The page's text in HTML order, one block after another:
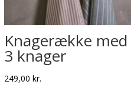
Knagerække med
3 knager
249,00 kr.